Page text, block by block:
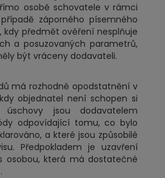
osobě schovatele v rámci
záporného písemného
kdy předmět ověření nesplňuje
a posuzovaných parametrů,
být vráceny dodavateli.
má rozhodně opodstatnění v
objednatel není schopen si
jsou dodavatelem
odpovídající tomu, co bylo
a které jsou způsobilé
Předpokladem je uzavření
osobou, která má dostatečné